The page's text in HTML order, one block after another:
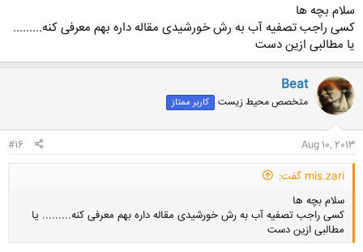
سلام بچه ها
کسی راجب تصفیه آب به رش خورشیدی مقاله داره بهم معرفی کنه.........
یا مطالبی ازین دست
Beat
متخصص محیط زیست کاربر ممتاز
Aug 10, 2013
#16
mis.zari گفت:
سلام بچه ها
کسی راجب تصفیه آب به رش خورشیدی مقاله داره بهم معرفی کنه......... یا
مطالبی ازین دست